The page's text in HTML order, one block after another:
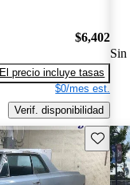
$6,402
El precio incluye tasas
$0/mes est.
Verif. disponibilidad
Sin
Guarda